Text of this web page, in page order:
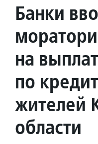
Банки
на
по
жителей
области